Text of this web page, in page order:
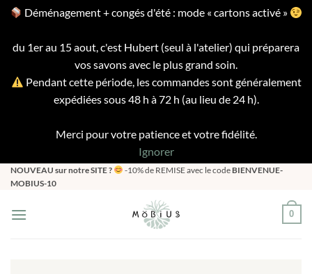
Déménagement + congés d'été : mode « cartons activé »
du 1er au 15 aout, c'est Hubert (seul à l'atelier) qui préparera
vos savons avec le plus grand soin.
Pendant cette période, les commandes sont généralement
expédiées sous 48 h à 72 h (au lieu de 24 h).
Merci pour votre patience et votre fidélité.
Ignorer
Passer
au
NOUVEAU sur notre SITE ? -10% de REMISE avec le code BIENVENUE-
MOBIUS-10
0